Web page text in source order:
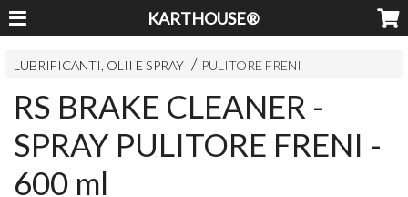
KARTHOUSE®
LUBRIFICANTI, OLII E SPRAY PULITORE FRENI
RS BRAKE CLEANER -
SPRAY PULITORE FRENI -
600 ml